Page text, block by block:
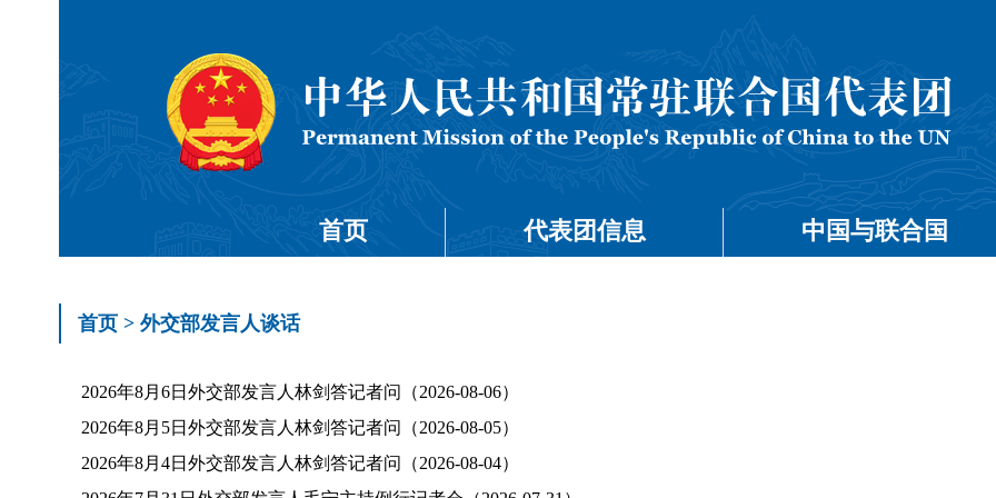
首页 代表团信息 中国与联合国
首页 > 外交部发言人谈话
2026年8月6日外交部发言人林剑答记者问（2026-08-06）
2026年8月5日外交部发言人林剑答记者问（2026-08-05）
2026年8月4日外交部发言人林剑答记者问（2026-08-04）